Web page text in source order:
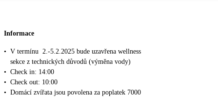
Informace
• V termínu 2.-5.2.2025 bude uzavřena wellness
sekce z technických důvodů (výměna vody)
• Check in: 14:00
• Check out: 10:00
• Domácí zvířata jsou povolena za poplatek 7000